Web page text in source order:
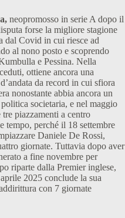
neopromosso in serie A dopo il
forse la migliore stagione
dal Covid in cui riesce ad
al nono posto e scoprendo
e Pessina. Nella
ottiene ancora una
da record in cui sfiora
nonostante abbia ancora un
societaria, e nel maggio
piazzamenti a centro
tempo, perché il 18 settembre
Daniele De Rossi,
giornate. Tuttavia dopo aver
a fine novembre per
riparte dalla Premier inglese,
2025 conclude la sua
con 7 giornate